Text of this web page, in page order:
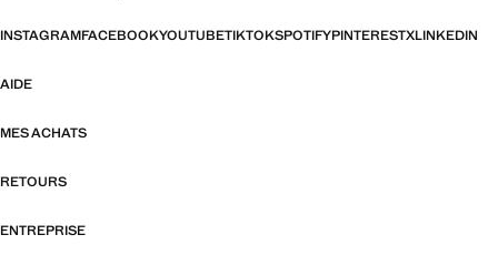
INSTAGRAMFACEBOOKYOUTUBETIKTOKSPOTIFYPINTERESTXLINKEDIN
AIDE
MES ACHATS
RETOURS
ENTREPRISE